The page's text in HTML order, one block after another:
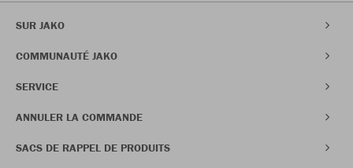
SUR JAKO
COMMUNAUTÉ JAKO
SERVICE
ANNULER LA COMMANDE
SACS DE RAPPEL DE PRODUITS